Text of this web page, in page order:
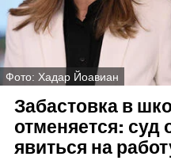
Фото: Хадар Йоавиан
Забастовка в
отменяется: суд
явиться на